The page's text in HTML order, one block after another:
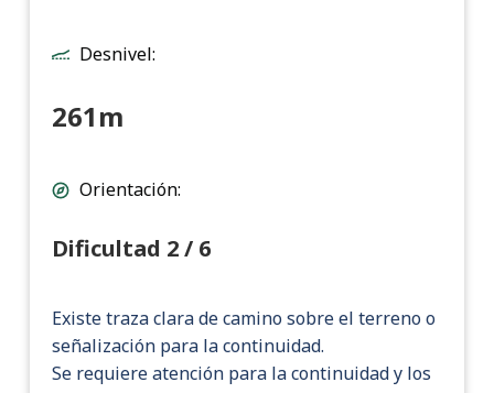
Desnivel:
261m
Orientación:
Dificultad 2 / 6
Existe traza clara de camino sobre el terreno o
señalización para la continuidad.
Se requiere atención para la continuidad y los